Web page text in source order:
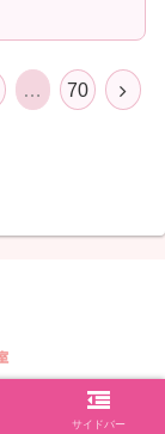
… 70
次
サイドバー